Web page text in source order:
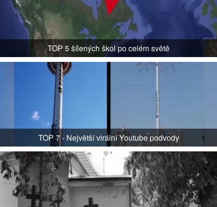
TOP 5 šílených škol po celém světě
TOP 7 - Největší virální Youtube podvody